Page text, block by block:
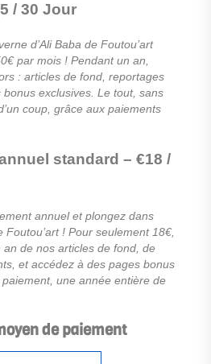
/ 30 Jour
d’Ali Baba de Foutou’art
par mois ! Pendant un an,
: articles de fond, reportages
exclusives. Le tout, sans
coup, grâce aux paiements
standard – €18 /
annuel et plongez dans
Foutou’art ! Pour seulement 18€,
de nos articles de fond, de
et accédez à des pages bonus
une année entière de
de paiement